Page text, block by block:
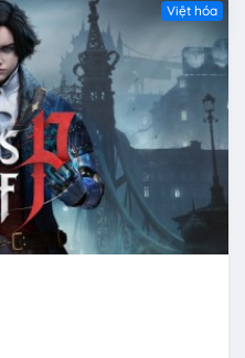
Việt hóa